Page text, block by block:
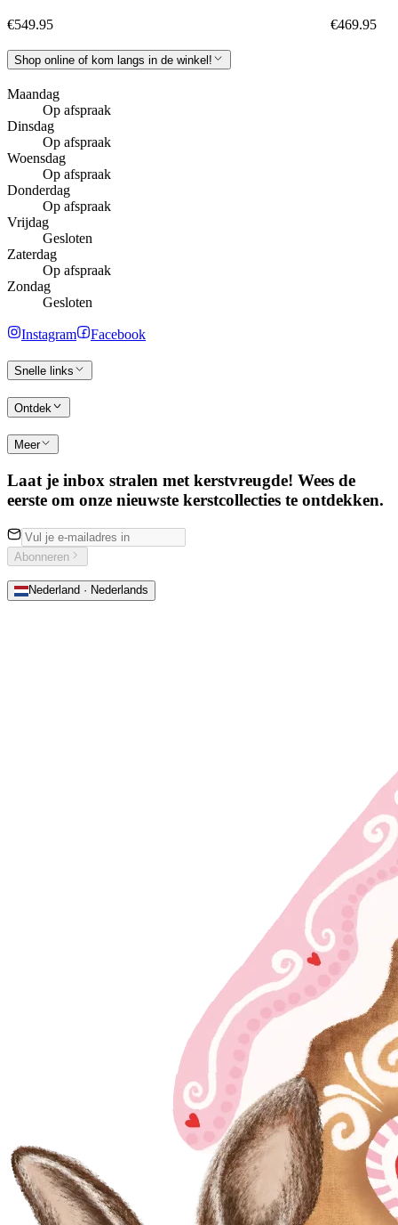
€549.95 €469.95
Shop online of kom langs in de winkel!
Maandag
Op afspraak
Dinsdag
Op afspraak
Woensdag
Op afspraak
Donderdag
Op afspraak
Vrijdag
Gesloten
Zaterdag
Op afspraak
Zondag
Gesloten
Instagram Facebook
Snelle links
Ontdek
Meer
Laat je inbox stralen met kerstvreugde! Wees de
eerste om onze nieuwste kerstcollecties te ontdekken.
Abonneren
Nederland · Nederlands